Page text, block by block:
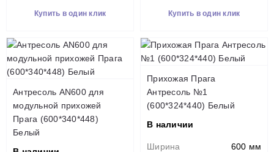
Купить в один клик Купить в один клик
Антресоль AN600 для
модульной прихожей
Прага (600*340*448)
Белый
Прихожая Прага
Антресоль №1
(600*324*440) Белый
В наличии
Ширина
600 мм